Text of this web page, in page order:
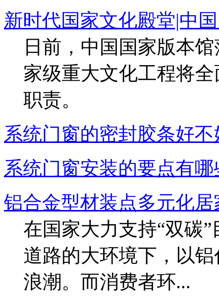
新时代国家文化殿堂|中
日前，中国国家版本
家级重大文化工程将
职责。
系统门窗的密封胶条好
系统门窗安装的要点有哪
铝合金型材装点多元化居
在国家大力支持“双碳
道路的大环境下，以
浪潮。而消费者环...